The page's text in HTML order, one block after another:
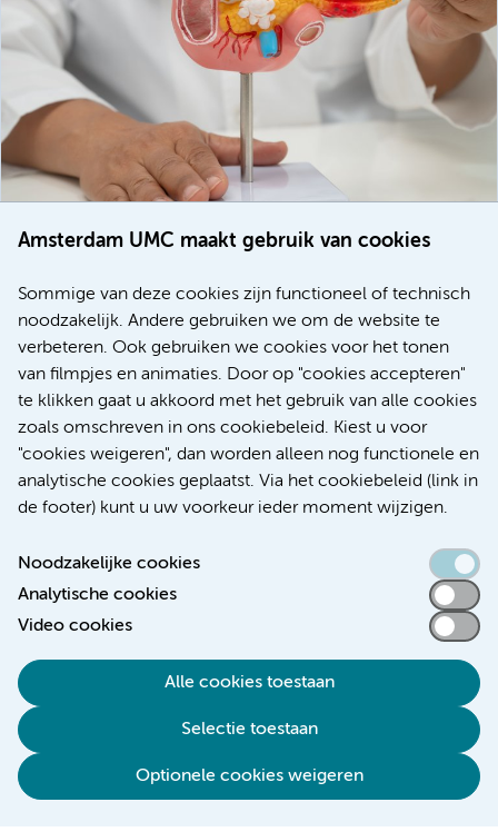
Amsterdam UMC maakt gebruik van cookies
Sommige van deze cookies zijn functioneel of technisch
noodzakelijk. Andere gebruiken we om de website te
verbeteren. Ook gebruiken we cookies voor het tonen
van filmpjes en animaties. Door op "cookies accepteren"
te klikken gaat u akkoord met het gebruik van alle cookies
zoals omschreven in ons cookiebeleid. Kiest u voor
"cookies weigeren", dan worden alleen nog functionele en
analytische cookies geplaatst. Via het cookiebeleid (link in
de footer) kunt u uw voorkeur ieder moment wijzigen.
Noodzakelijke cookies
Analytische cookies
Video cookies
Alle cookies toestaan
Selectie toestaan
Optionele cookies weigeren
voor patiënten met alvleesklierkanker verbeteren
Meer
Toegankelijkheidsverklaring
Algemene privacyverklaring